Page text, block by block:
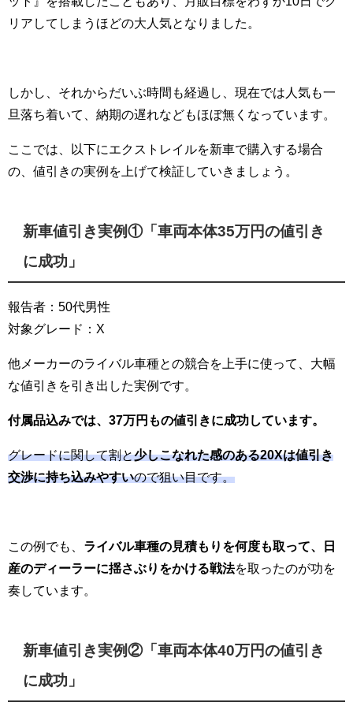
リアしてしまうほどの大人気となりました。
しかし、それからだいぶ時間も経過し、現在では人気も一
旦落ち着いて、納期の遅れなどもほぼ無くなっています。
ここでは、以下にエクストレイルを新車で購入する場合
の、値引きの実例を上げて検証していきましょう。
新車値引き実例①「車両本体35万円の値引き
に成功」
報告者：50代男性
対象グレード：X
他メーカーのライバル車種との競合を上手に使って、大幅
な値引きを引き出した実例です。
付属品込みでは、37万円もの値引きに成功しています。
グレードに関して割と少しこなれた感のある20Xは値引き
交渉に持ち込みやすいので狙い目です。
この例でも、 ライバル車種の見積もりを何度も取って、日
産のディーラーに揺さぶりをかける戦法を取ったのが功を
奏しています。
新車値引き実例②「車両本体40万円の値引き
に成功」